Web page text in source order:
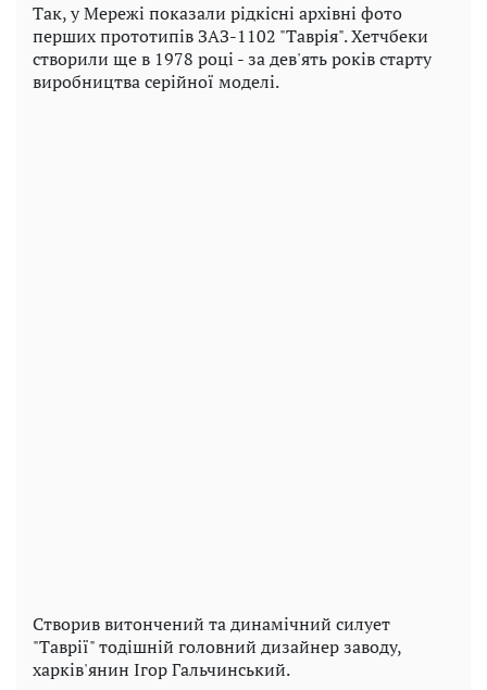
Так, у Мережі показали рідкісні архівні фото
перших прототипів ЗАЗ-1102 "Таврія". Хетчбеки
створили ще в 1978 році - за дев'ять років старту
виробництва серійної моделі.
Створив витончений та динамічний силует
"Таврії" тодішній головний дизайнер заводу,
харків'янин Ігор Гальчинський.